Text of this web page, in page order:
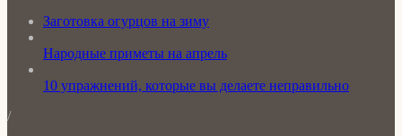
Заготовка огурцов на зиму
Народные приметы на апрель
10 упражнений, которые вы делаете неправильно
/